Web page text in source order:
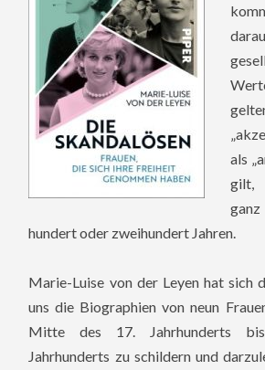
als
gilt,
hundert oder zweihundert Jahren.
Marie-Luise von der Leyen hat sich
uns die Biographien von neun
Mitte des 17. Jahrhunderts
Jahrhunderts zu schildern und